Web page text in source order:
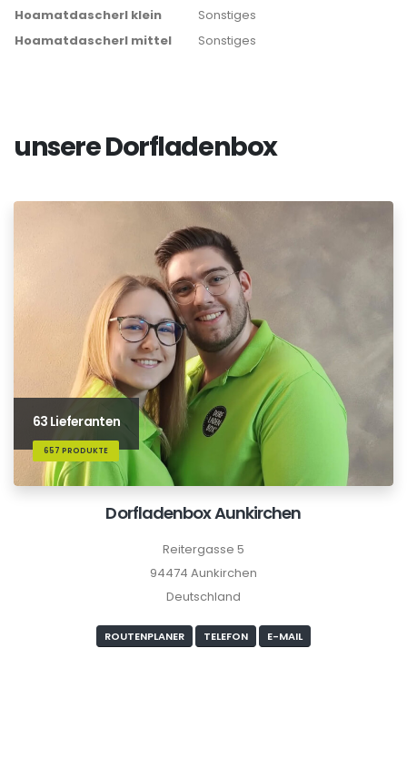
Hoamatdascherl klein
Sonstiges
Hoamatdascherl mittel
Sonstiges
unsere Dorfladenbox
63 Lieferanten
657 PRODUKTE
Dorfladenbox Aunkirchen
Reitergasse 5
94474 Aunkirchen
Deutschland
ROUTENPLANER TELEFON E-MAIL